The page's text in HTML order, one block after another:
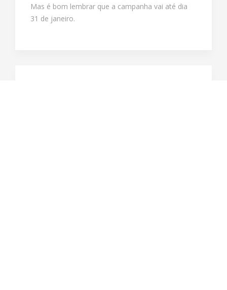
Mas é bom lembrar que a campanha vai até dia
31 de janeiro.